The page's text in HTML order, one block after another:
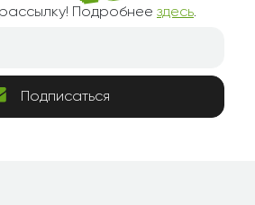
Подробнее здесь.
Подписаться